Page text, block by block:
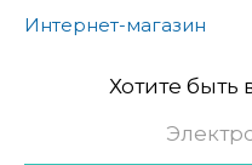
Интернет-магазин
Хотите быть